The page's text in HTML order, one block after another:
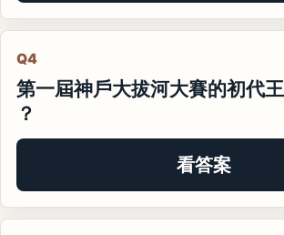
Q4
第一屆神戶大拔河大賽的初代
？
看答案